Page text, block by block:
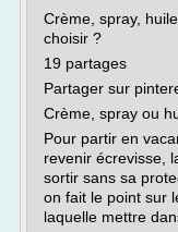
Crème, spray,
choisir ?
19 partages
Partager sur
Crème, spray ou
Pour partir en
revenir écrevisse,
sortir sans sa
on fait le point sur
laquelle mettre